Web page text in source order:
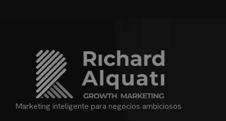
Marketing inteligente para negócios ambiciosos